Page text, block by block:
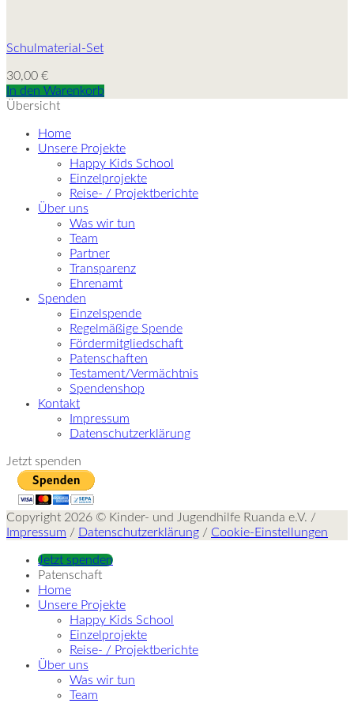
Schulmaterial-Set
30,00 €
In den Warenkorb
Übersicht
Home
Unsere Projekte
Happy Kids School
Einzelprojekte
Reise- / Projektberichte
Über uns
Was wir tun
Team
Partner
Transparenz
Ehrenamt
Spenden
Einzelspende
Regelmäßige Spende
Fördermitgliedschaft
Patenschaften
Testament/Vermächtnis
Spendenshop
Kontakt
Impressum
Datenschutzerklärung
Jetzt spenden
Copyright 2026 © Kinder- und Jugendhilfe Ruanda e.V. /
Impressum / Datenschutzerklärung / Cookie-Einstellungen
Jetzt spenden
Patenschaft
Home
Unsere Projekte
Happy Kids School
Einzelprojekte
Reise- / Projektberichte
Über uns
Was wir tun
Team